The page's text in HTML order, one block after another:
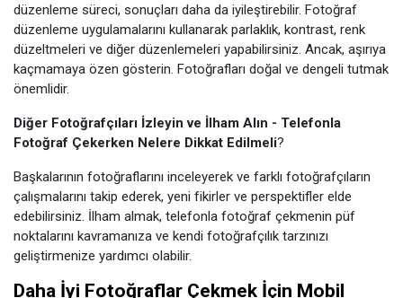
düzenleme süreci, sonuçları daha da iyileştirebilir. Fotoğraf
düzenleme uygulamalarını kullanarak parlaklık, kontrast, renk
düzeltmeleri ve diğer düzenlemeleri yapabilirsiniz. Ancak, aşırıya
kaçmamaya özen gösterin. Fotoğrafları doğal ve dengeli tutmak
önemlidir.
Diğer Fotoğrafçıları İzleyin ve İlham Alın - Telefonla
Fotoğraf Çekerken Nelere Dikkat Edilmeli?
Başkalarının fotoğraflarını inceleyerek ve farklı fotoğrafçıların
çalışmalarını takip ederek, yeni fikirler ve perspektifler elde
edebilirsiniz. İlham almak, telefonla fotoğraf çekmenin püf
noktalarını kavramanıza ve kendi fotoğrafçılık tarzınızı
geliştirmenize yardımcı olabilir.
Daha İyi Fotoğraflar Çekmek İçin Mobil